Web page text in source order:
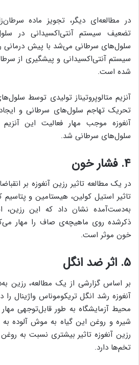
در مطالعه‌ای دیگر، تجویز ماده
تضعیف سیستم آنتی‌اکسیدانی در
سلول‌های سرطانی می‌شد با پیش درمانی
سیستم آنتی‌اکسیدانی و پیشگیری از
شده است.
آنزیم متالوپروتیناز تولیدی توسط
تحریک تهاجم سلول‌های سرطانی و ایجاد
آنغوزه موجب مهار فعالیت این
سلول‌های سرطانی شد.
۴. فشار خون
در یک مطالعه تاثیر رزین آنغوزه بر
تاثیر استیل کولین، هیستامین و
به‌دست‌آمده نشان داد که این رزین،
ذکرشده روی ماهیچه‌ی صاف را مهار
خون موثر است.
۵. اثر ضد انگل
بر اساس گزارشی از یک مطالعه، رزین
آنغوزه رشد انگل تریکوموناس واژینال را
محیط آزمایشگاه به طور قابل‌توجهی
شیره و روغن این گیاه به موش آلوده
رزین آنغوزه تاثیر بیشتری نسبت به
تخم‌ها دارد.